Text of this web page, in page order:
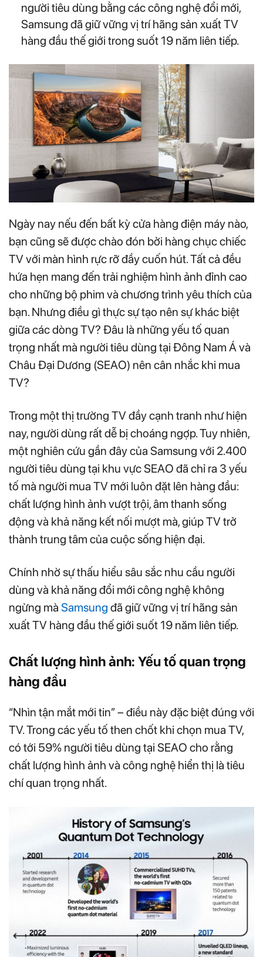
người tiêu dùng bằng các công nghệ đổi mới,
Samsung đã giữ vững vị trí hãng sản xuất TV
hàng đầu thế giới trong suốt 19 năm liên tiếp.
Ngày nay nếu đến bất kỳ cửa hàng điện máy nào,
bạn cũng sẽ được chào đón bởi hàng chục chiếc
TV với màn hình rực rỡ đầy cuốn hút. Tất cả đều
hứa hẹn mang đến trải nghiệm hình ảnh đỉnh cao
cho những bộ phim và chương trình yêu thích của
bạn. Nhưng điều gì thực sự tạo nên sự khác biệt
giữa các dòng TV? Đâu là những yếu tố quan
trọng nhất mà người tiêu dùng tại Đông Nam Á và
Châu Đại Dương (SEAO) nên cân nhắc khi mua
TV?
Trong một thị trường TV đầy cạnh tranh như hiện
nay, người dùng rất dễ bị choáng ngợp. Tuy nhiên,
một nghiên cứu gần đây của Samsung với 2.400
người tiêu dùng tại khu vực SEAO đã chỉ ra 3 yếu
tố mà người mua TV mới luôn đặt lên hàng đầu:
chất lượng hình ảnh vượt trội, âm thanh sống
động và khả năng kết nối mượt mà, giúp TV trở
thành trung tâm của cuộc sống hiện đại.
Chính nhờ sự thấu hiểu sâu sắc nhu cầu người
dùng và khả năng đổi mới công nghệ không
ngừng mà Samsung đã giữ vững vị trí hãng sản
xuất TV hàng đầu thế giới suốt 19 năm liên tiếp.
Chất lượng hình ảnh: Yếu tố quan trọng
hàng đầu
“Nhìn tận mắt mới tin” – điều này đặc biệt đúng với
TV. Trong các yếu tố then chốt khi chọn mua TV,
có tới 59% người tiêu dùng tại SEAO cho rằng
chất lượng hình ảnh và công nghệ hiển thị là tiêu
chí quan trọng nhất.